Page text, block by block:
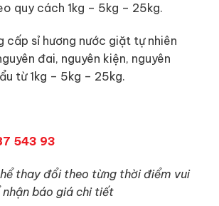
quy cách 1kg – 5kg – 25kg.
cấp sỉ hương nước giặt tự nhiên
đai, nguyên kiện, nguyên
từ 1kg – 5kg – 25kg.
543 93
thay đổi theo từng thời điểm vui
nhận báo giá chi tiết